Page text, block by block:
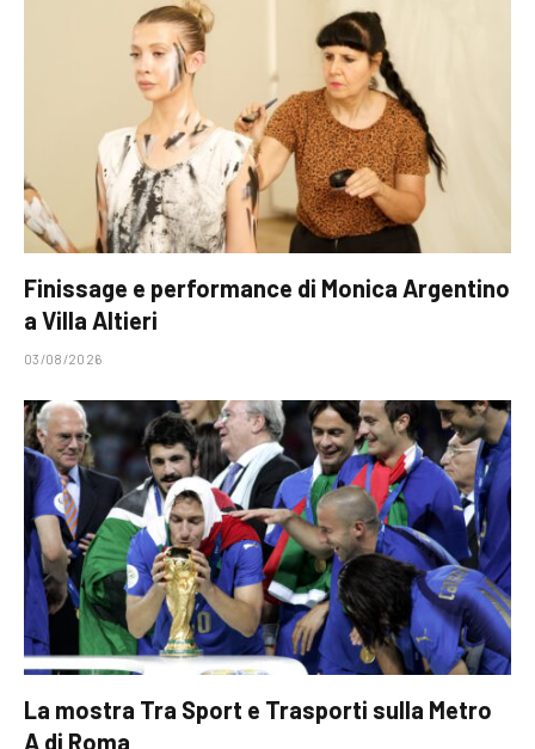
Finissage e performance di Monica Argentino
a Villa Altieri
03/08/2026
La mostra Tra Sport e Trasporti sulla Metro
A di Roma